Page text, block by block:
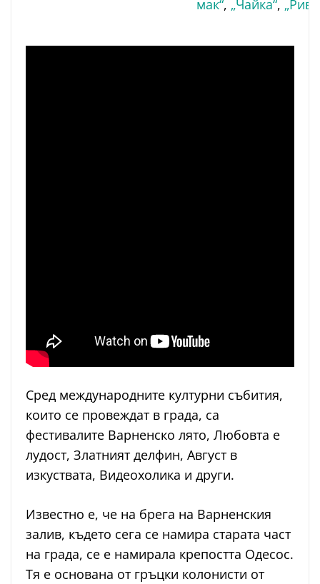
мак“, „Чайка“,
Сред международните културни събития,
които се провеждат в града, са
фестивалите Варненско лято, Любовта е
лудост, Златният делфин, Август в
изкуствата, Видеохолика и други.
Известно е, че на брега на Варненския
залив, където сега се намира старата част
на града, се е намирала крепостта Одесос.
Тя е основана от гръцки колонисти от